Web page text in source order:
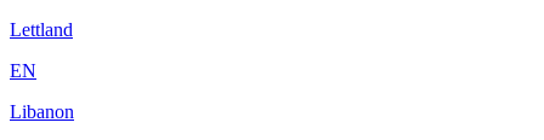
Lettland
EN
Libanon